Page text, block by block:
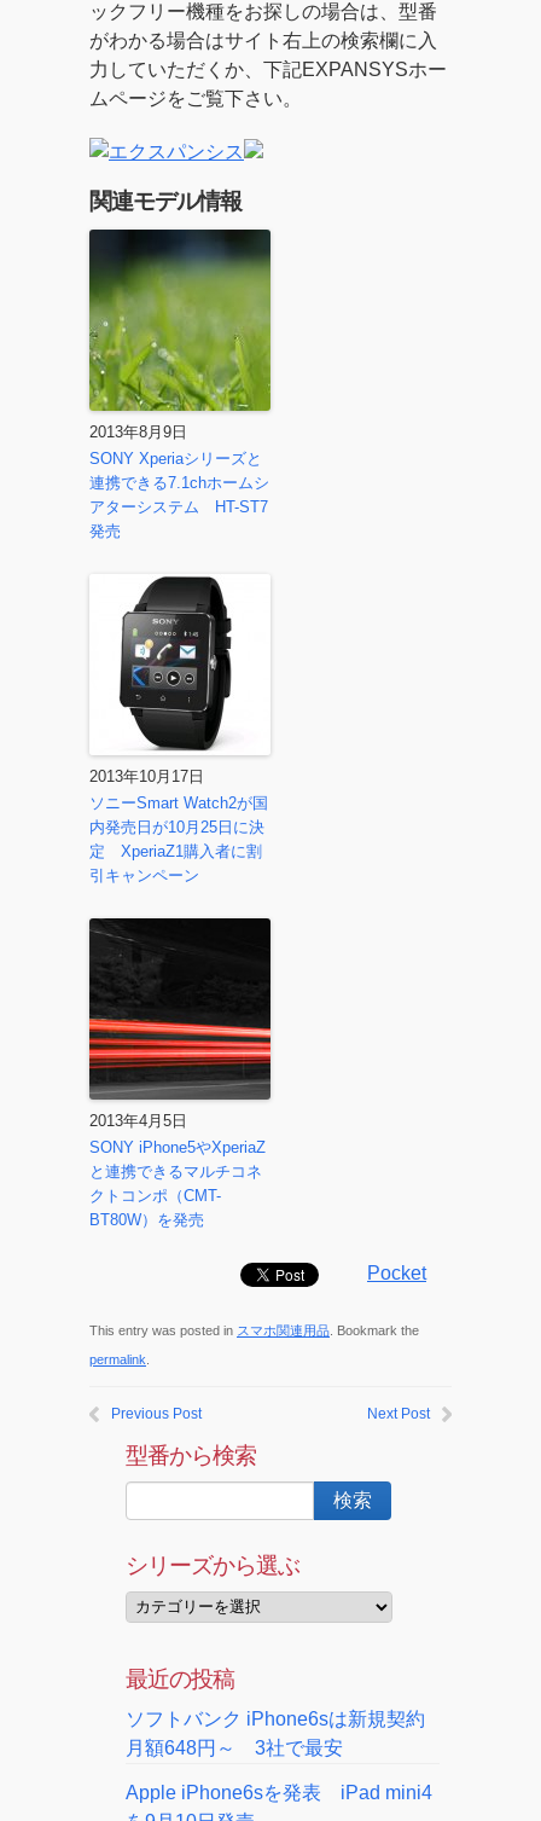
ックフリー機種をお探しの場合は、型番
がわかる場合はサイト右上の検索欄に入
力していただくか、下記EXPANSYSホー
ムページをご覧下さい。
関連モデル情報
2013年8月9日
SONY Xperiaシリーズと
連携できる7.1chホームシ
アターシステム HT-ST7
発売
2013年10月17日
ソニーSmart Watch2が国
内発売日が10月25日に決
定 XperiaZ1購入者に割
引キャンペーン
2013年4月5日
SONY iPhone5やXperiaZ
と連携できるマルチコネ
クトコンポ（CMT-
BT80W）を発売
Pocket
This entry was posted in スマホ関連用品 . Bookmark the
permalink
Previous Post Next Post
型番から検索
シリーズから選ぶ
最近の投稿
ソフトバンク iPhone6sは新規契約
月額648円～ 3社で最安
Apple iPhone6sを発表 iPad mini4